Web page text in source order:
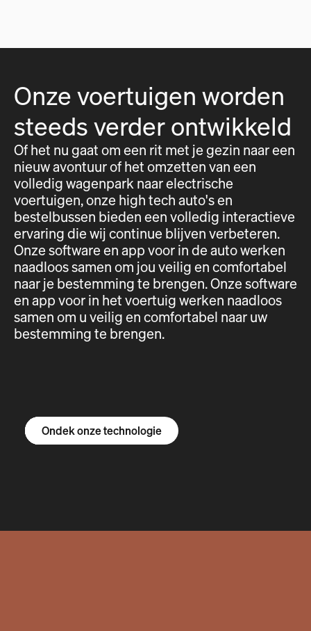
Onze voertuigen worden
steeds verder ontwikkeld
Of het nu gaat om een rit met je gezin naar een
nieuw avontuur of het omzetten van een
volledig wagenpark naar electrische
voertuigen, onze high tech auto's en
bestelbussen bieden een volledig interactieve
ervaring die wij continue blijven verbeteren.
Onze software en app voor in de auto werken
naadloos samen om jou veilig en comfortabel
naar je bestemming te brengen. Onze software
en app voor in het voertuig werken naadloos
samen om u veilig en comfortabel naar uw
bestemming te brengen.
Ontdek de R1S
Ontdek de R1T
Ontdek de bestelbus
Ondek onze technologie